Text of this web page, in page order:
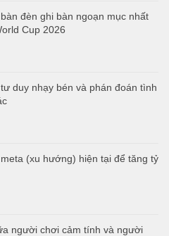
đèn ghi bàn ngoạn mục nhất
Cup 2026
duy nhạy bén và phán đoán tình
(xu hướng) hiện tại để tăng tỷ
người chơi cảm tính và người